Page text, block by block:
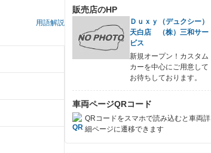
用語解説
販売店のHP
Ｄｕｘｙ（デュクシー）
天白店 （株）三和サー
ビス
新規オープン！カスタム
カーを中心にご用意して
お待ちしております。
車両ページQRコード
QRコードをスマホで読み込むと車両詳
細ページに遷移できます